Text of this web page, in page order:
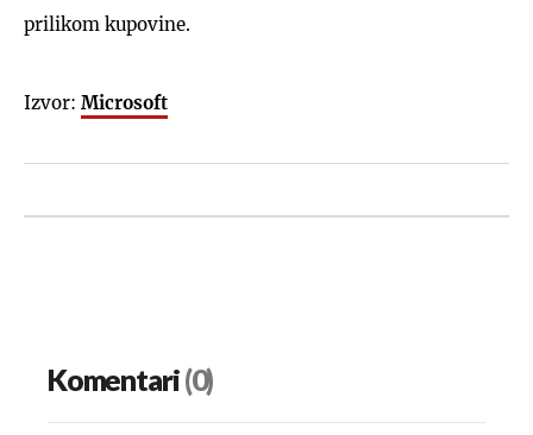
prilikom kupovine.
Izvor: Microsoft
Komentari(0)